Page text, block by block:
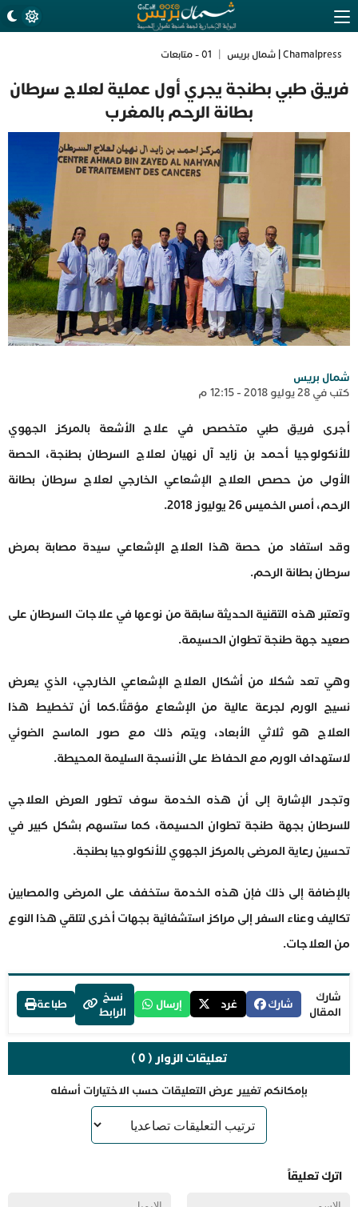
Chamalpress | شمال بريس 01 - متابعات
فريق طبي بطنجة يجري أول عملية لعلاج سرطان
بطانة الرحم بالمغرب
شمال بريس
كتب في 28 يوليو 2018 - 12:15 م
أجرى فريق طبي متخصص في علاج الأشعة بالمركز الجهوي
للأنكولوجيا أحمد بن زايد آل نهيان لعلاج السرطان بطنجة، الحصة
الأولى من حصص العلاج الإشعاعي الخارجي لعلاج سرطان بطانة
الرحم، أمس الخميس 26 يوليوز 2018.
وقد استفاد من حصة هذا العلاج الإشعاعي سيدة مصابة بمرض
سرطان بطانة الرحم.
وتعتبر هذه التقنية الحديثة سابقة من نوعها في علاجات السرطان على
صعيد جهة طنجة تطوان الحسيمة.
وهي تعد شكلا من أشكال العلاج الإشعاعي الخارجي، الذي يعرض
نسيج الورم لجرعة عالية من الإشعاع مؤقتًا.كما أن تخطيط هذا
العلاج هو ثلاثي الأبعاد، ويتم ذلك مع صور الماسح الضوئي
لاستهداف الورم مع الحفاظ على الأنسجة السليمة المحيطة.
وتجدر الإشارة إلى أن هذه الخدمة سوف تطور العرض العلاجي
للسرطان بجهة طنجة تطوان الحسيمة، كما ستسهم بشكل كبير في
تحسين رعاية المرضى بالمركز الجهوي للأنكولوجيا بطنجة.
بالإضافة إلى ذلك فإن هذه الخدمة ستخفف على المرضى والمصابين
تكاليف وعناء السفر إلى مراكز استشفائية بجهات أخرى لتلقي هذا النوع
من العلاجات.
شارك
المقال
شارك غرد إرسال
نسخ
الرابط
طباعة
تعليقات الزوار ( 0 )
بإمكانكم تغيير عرض التعليقات حسب الاختيارات أسفله
اترك تعليقاً